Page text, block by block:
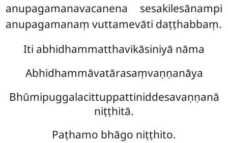
anupagamanavacanena sesakilesānampi
anupagamanaṃ vuttamevāti daṭṭhabbaṃ.
Iti abhidhammatthavikāsiniyā nāma
Abhidhammāvatārasaṃvaṇṇanāya
Bhūmipuggalacittuppattiniddesavaṇṇanā
niṭṭhitā.
Paṭhamo bhāgo niṭṭhito.